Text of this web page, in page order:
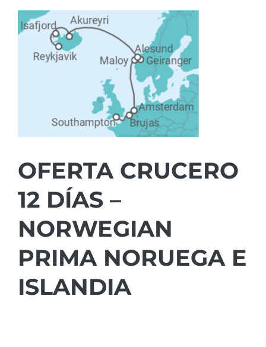
OFERTA CRUCERO
12 DÍAS –
NORWEGIAN
PRIMA NORUEGA E
ISLANDIA